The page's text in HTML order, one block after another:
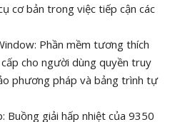
cơ bản trong việc tiếp cận các
Phần mềm tương thích
cho người dùng quyền truy
phương pháp và bảng trình tự
Buồng giải hấp nhiệt của 9350